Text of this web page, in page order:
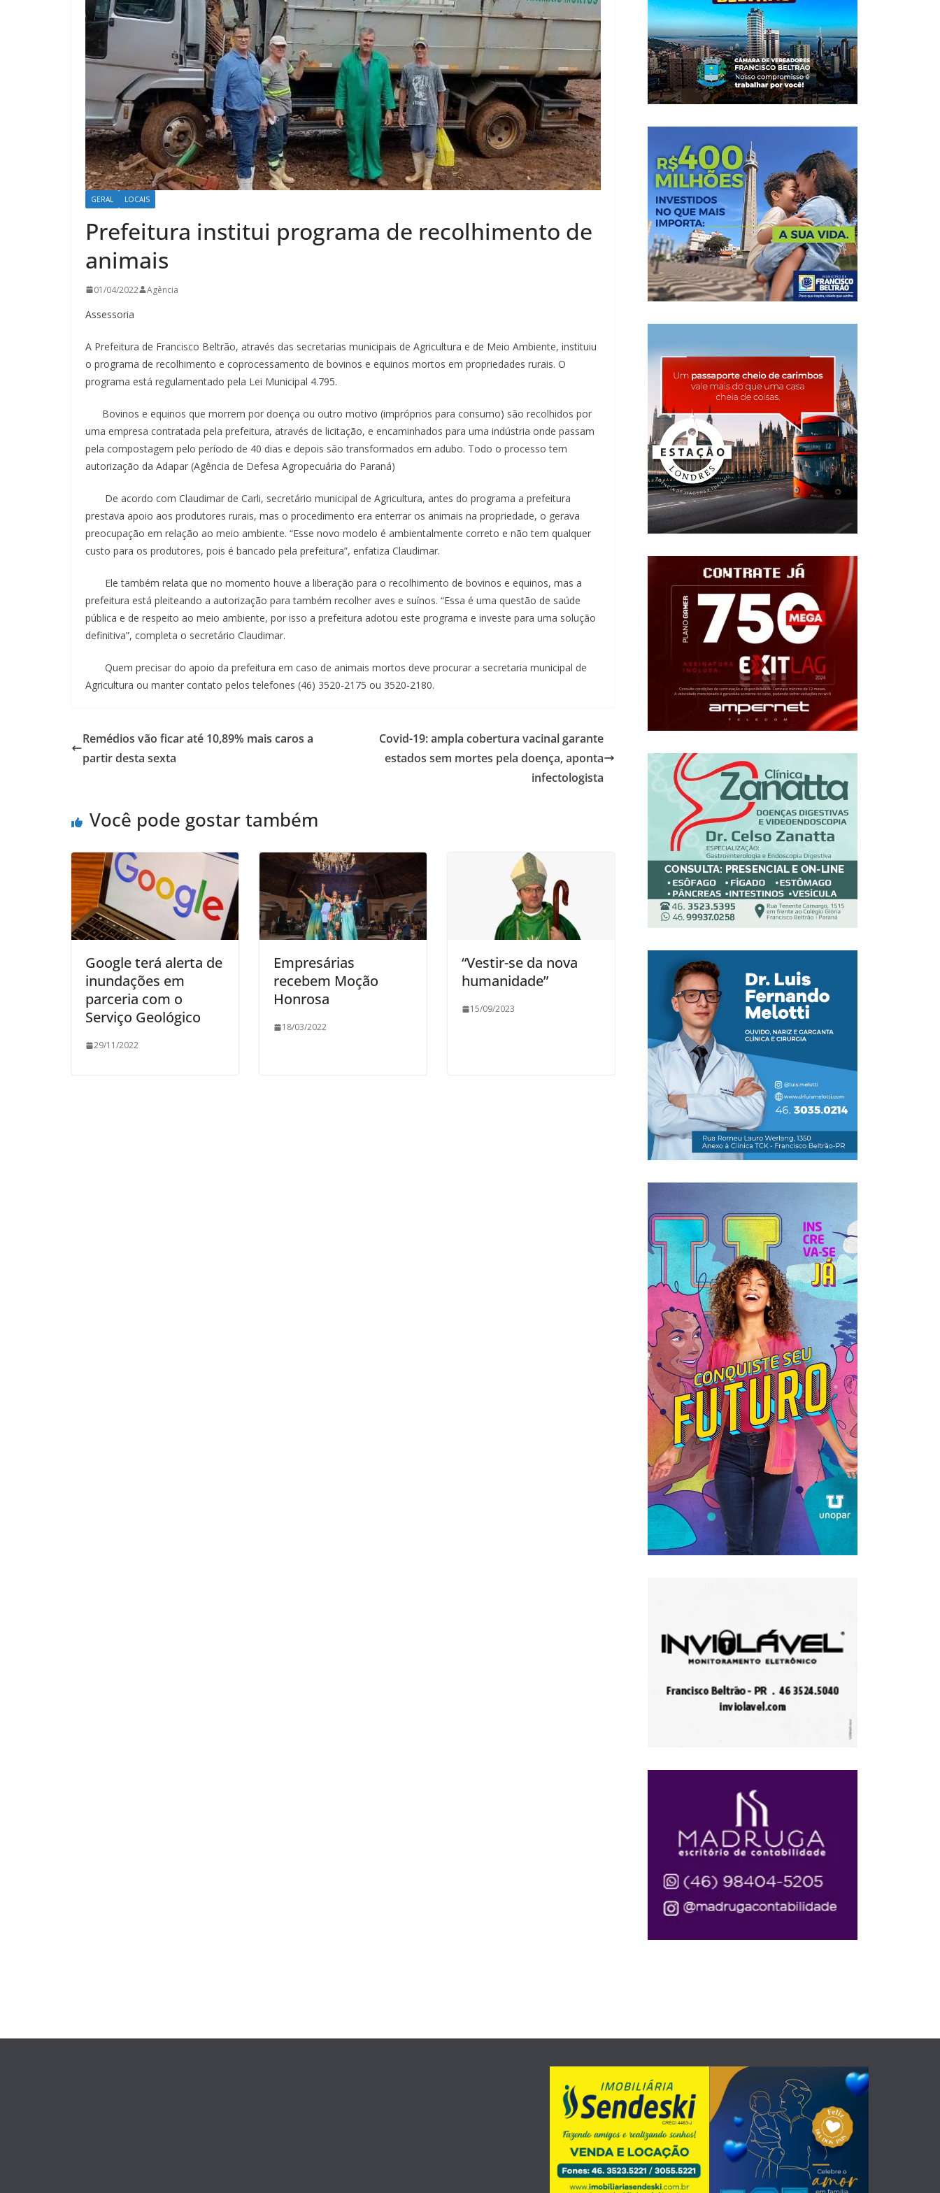
GERAL LOCAIS
Prefeitura institui programa de recolhimento de
animais
01/04/2022 Agência
Assessoria
A Prefeitura de Francisco Beltrão, através das secretarias municipais de Agricultura e de Meio Ambiente, instituiu
o programa de recolhimento e coprocessamento de bovinos e equinos mortos em propriedades rurais. O
programa está regulamentado pela Lei Municipal 4.795.
Bovinos e equinos que morrem por doença ou outro motivo (impróprios para consumo) são recolhidos por
uma empresa contratada pela prefeitura, através de licitação, e encaminhados para uma indústria onde passam
pela compostagem pelo período de 40 dias e depois são transformados em adubo. Todo o processo tem
autorização da Adapar (Agência de Defesa Agropecuária do Paraná)
De acordo com Claudimar de Carli, secretário municipal de Agricultura, antes do programa a prefeitura
prestava apoio aos produtores rurais, mas o procedimento era enterrar os animais na propriedade, o gerava
preocupação em relação ao meio ambiente. “Esse novo modelo é ambientalmente correto e não tem qualquer
custo para os produtores, pois é bancado pela prefeitura”, enfatiza Claudimar.
Ele também relata que no momento houve a liberação para o recolhimento de bovinos e equinos, mas a
prefeitura está pleiteando a autorização para também recolher aves e suínos. “Essa é uma questão de saúde
pública e de respeito ao meio ambiente, por isso a prefeitura adotou este programa e investe para uma solução
definitiva”, completa o secretário Claudimar.
Quem precisar do apoio da prefeitura em caso de animais mortos deve procurar a secretaria municipal de
Agricultura ou manter contato pelos telefones (46) 3520-2175 ou 3520-2180.
Remédios vão ficar até 10,89% mais caros a
partir desta sexta
Covid-19: ampla cobertura vacinal garante
estados sem mortes pela doença, aponta
infectologista
Você pode gostar também
Google terá alerta de
inundações em
parceria com o
Serviço Geológico
29/11/2022
Empresárias
recebem Moção
Honrosa
18/03/2022
“Vestir-se da nova
humanidade”
15/09/2023